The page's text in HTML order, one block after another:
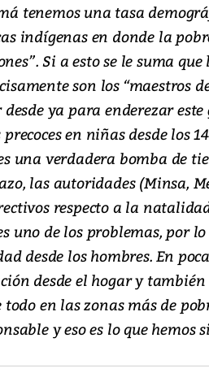
tenemos una tasa
indígenas en donde la
Si a esto se le suma que
son los “maestros
ya para enderezar
en niñas desde los
una verdadera bomba de
las autoridades (Minsa,
respecto a la
uno de los problemas, por
desde los hombres. En
desde el hogar y también
en las zonas más de
y eso es lo que hemos